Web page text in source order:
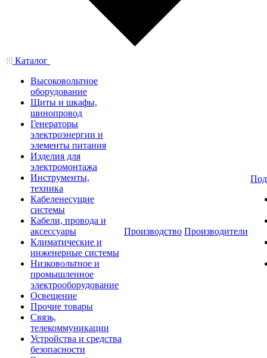
Каталог
Высоковольтное
оборудование
Щиты и шкафы,
шинопровод
Генераторы
электроэнергии и
элементы питания
Изделия для
электромонтажа
Инструменты,
техника
Кабеленесущие
системы
Кабели, провода и
аксессуары
Климатические и
инженерные системы
Низковольтное и
промышленное
электрооборудование
Освещение
Прочие товары
Связь,
телекоммуникации
Устройства и средства
безопасности
Производство Производители